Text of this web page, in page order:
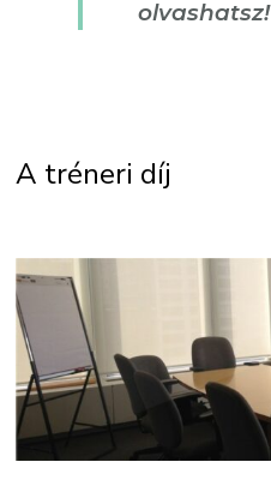
olvashatsz!
A tréneri díj